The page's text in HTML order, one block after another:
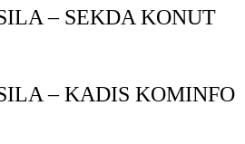
– SEKDA KONUT
– KADIS KOMINFO